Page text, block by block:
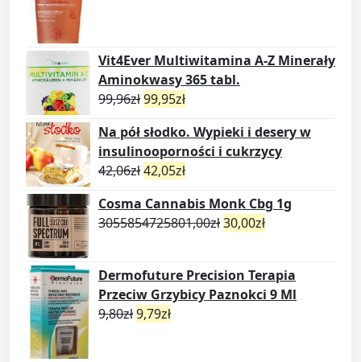
Vit4Ever Multiwitamina A-Z Minerały
Aminokwasy 365 tabl.
99,96zł99,95zł
Na pół słodko. Wypieki i desery w
insulinooporności i cukrzycy
42,06zł42,05zł
Cosma Cannabis Monk Cbg 1g
3055854725801,00zł30,00zł
Dermofuture Precision Terapia
Przeciw Grzybicy Paznokci 9 Ml
9,80zł9,79zł